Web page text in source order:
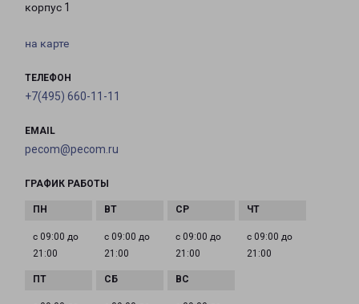
корпус 1
на карте
ТЕЛЕФОН
+7(495) 660-11-11
EMAIL
pecom@pecom.ru
ГРАФИК РАБОТЫ
с 09:00 до
21:00
с 09:00 до
21:00
с 09:00 до
21:00
с 09:00 до
21:00